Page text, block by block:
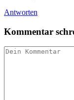
Antworten
Kommentar